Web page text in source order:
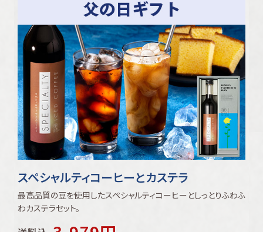
スペシャルティコーヒーとカステラ
最高品質の豆を使用したスペシャルティコーヒーとしっとりふわふ
わカステラセット。